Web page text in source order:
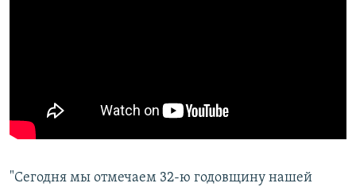
"Сегодня мы отмечаем 32-ю годовщину нашей